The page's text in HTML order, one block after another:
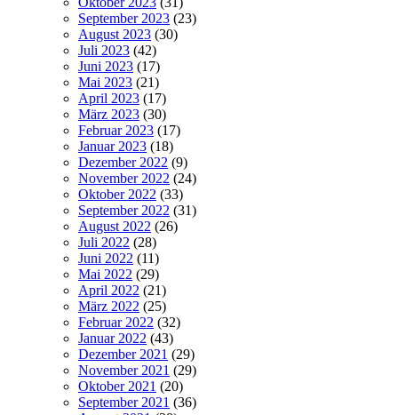
September 2023 (23)
August 2023 (30)
Juli 2023 (42)
Juni 2023 (17)
Mai 2023 (21)
April 2023 (17)
März 2023 (30)
Februar 2023 (17)
Januar 2023 (18)
Dezember 2022 (9)
November 2022 (24)
Oktober 2022 (33)
September 2022 (31)
August 2022 (26)
Juli 2022 (28)
Juni 2022 (11)
Mai 2022 (29)
April 2022 (21)
März 2022 (25)
Februar 2022 (32)
Januar 2022 (43)
Dezember 2021 (29)
November 2021 (29)
Oktober 2021 (20)
September 2021 (36)